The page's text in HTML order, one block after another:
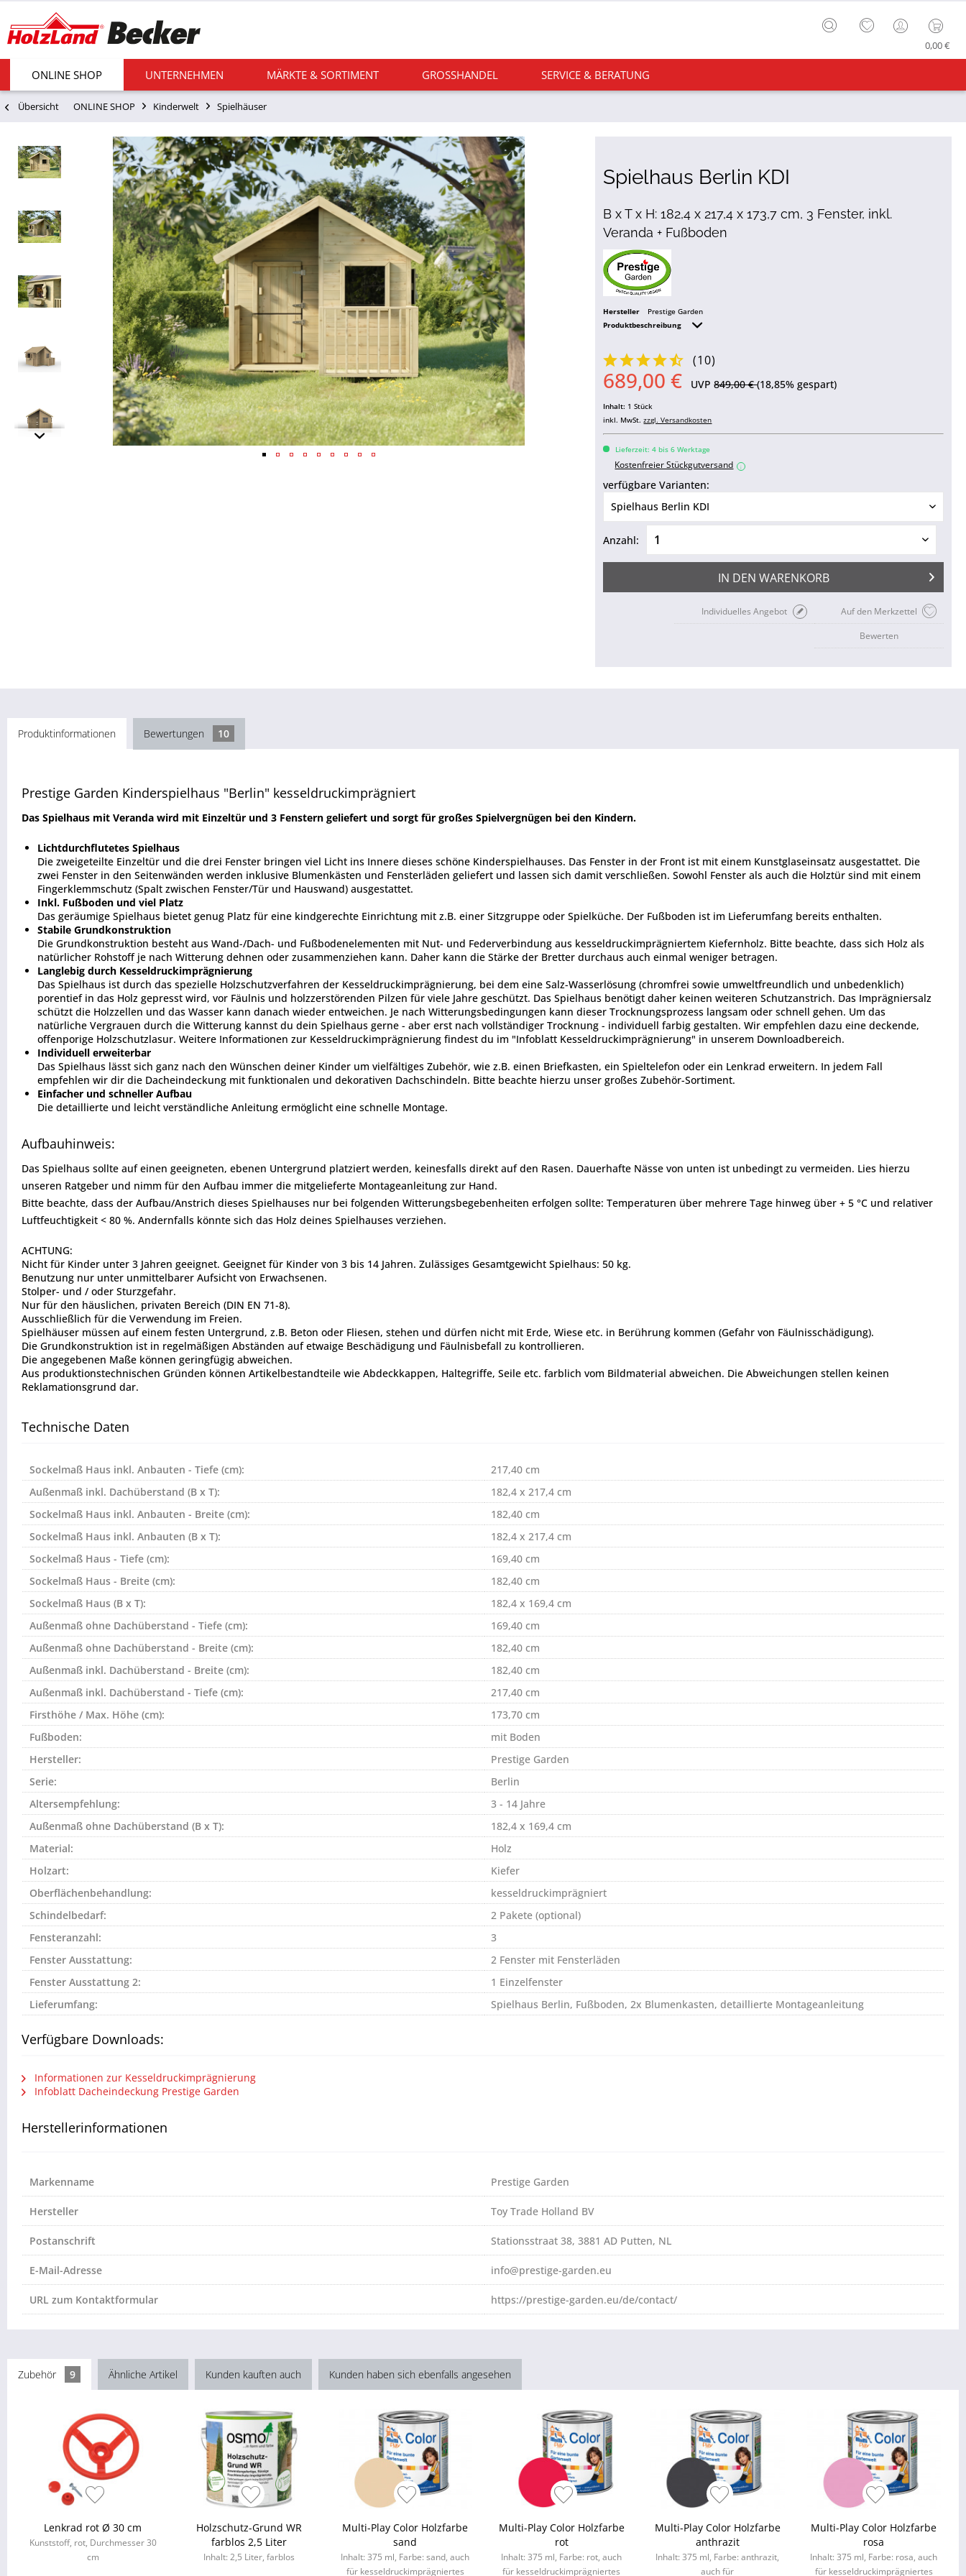
0,00 €
ONLINE SHOP UNTERNEHMEN MÄRKTE & SORTIMENT GROSSHANDEL SERVICE & BERATUNG
Übersicht ONLINE SHOP Kinderwelt Spielhäuser
Spielhaus Berlin KDI
B x T x H: 182,4 x 217,4 x 173,7 cm, 3 Fenster, inkl.
Veranda + Fußboden
Hersteller
Prestige Garden
Produktbeschreibung
(10)
689,00 € UVP849,00 €(18,85% gespart)
Inhalt: 1 Stück
inkl. MwSt.zzgl. Versandkosten
Lieferzeit: 4 bis 6 Werktage
Kostenfreier Stückgutversand i
verfügbare Varianten:
Anzahl:
IN DEN WARENKORB
Auf den Merkzettel
Individuelles Angebot
Bewerten
Produktinformationen Bewertungen 10
Prestige Garden Kinderspielhaus "Berlin" kesseldruckimprägniert
Das Spielhaus mit Veranda wird mit Einzeltür und 3 Fenstern geliefert und sorgt für großes Spielvergnügen bei den Kindern.
Lichtdurchflutetes Spielhaus
Die zweigeteilte Einzeltür und die drei Fenster bringen viel Licht ins Innere dieses schöne Kinderspielhauses. Das Fenster in der Front ist mit einem Kunstglaseinsatz ausgestattet. Die
zwei Fenster in den Seitenwänden werden inklusive Blumenkästen und Fensterläden geliefert und lassen sich damit verschließen. Sowohl Fenster als auch die Holztür sind mit einem
Fingerklemmschutz (Spalt zwischen Fenster/Tür und Hauswand) ausgestattet.
Inkl. Fußboden und viel Platz
Das geräumige Spielhaus bietet genug Platz für eine kindgerechte Einrichtung mit z.B. einer Sitzgruppe oder Spielküche. Der Fußboden ist im Lieferumfang bereits enthalten.
Stabile Grundkonstruktion
Die Grundkonstruktion besteht aus Wand-/Dach- und Fußbodenelementen mit Nut- und Federverbindung aus kesseldruckimprägniertem Kiefernholz. Bitte beachte, dass sich Holz als
natürlicher Rohstoff je nach Witterung dehnen oder zusammenziehen kann. Daher kann die Stärke der Bretter durchaus auch einmal weniger betragen.
Langlebig durch Kesseldruckimprägnierung
Das Spielhaus ist durch das spezielle Holzschutzverfahren der Kesseldruckimprägnierung, bei dem eine Salz-Wasserlösung (chromfrei sowie umweltfreundlich und unbedenklich)
porentief in das Holz gepresst wird, vor Fäulnis und holzzerstörenden Pilzen für viele Jahre geschützt. Das Spielhaus benötigt daher keinen weiteren Schutzanstrich. Das Imprägniersalz
schützt die Holzzellen und das Wasser kann danach wieder entweichen. Je nach Witterungsbedingungen kann dieser Trocknungsprozess langsam oder schnell gehen. Um das
natürliche Vergrauen durch die Witterung kannst du dein Spielhaus gerne - aber erst nach vollständiger Trocknung - individuell farbig gestalten. Wir empfehlen dazu eine deckende,
offenporige Holzschutzlasur. Weitere Informationen zur Kesseldruckimprägnierung findest du im "Infoblatt Kesseldruckimprägnierung" in unserem Downloadbereich.
Individuell erweiterbar
Das Spielhaus lässt sich ganz nach den Wünschen deiner Kinder um vielfältiges Zubehör, wie z.B. einen Briefkasten, ein Spieltelefon oder ein Lenkrad erweitern. In jedem Fall
empfehlen wir dir die Dacheindeckung mit funktionalen und dekorativen Dachschindeln. Bitte beachte hierzu unser großes Zubehör-Sortiment.
Einfacher und schneller Aufbau
Die detaillierte und leicht verständliche Anleitung ermöglicht eine schnelle Montage.
Aufbauhinweis:
Das Spielhaus sollte auf einen geeigneten, ebenen Untergrund platziert werden, keinesfalls direkt auf den Rasen. Dauerhafte Nässe von unten ist unbedingt zu vermeiden. Lies hierzu
unseren Ratgeber und nimm für den Aufbau immer die mitgelieferte Montageanleitung zur Hand.
Bitte beachte, dass der Aufbau/Anstrich dieses Spielhauses nur bei folgenden Witterungsbegebenheiten erfolgen sollte: Temperaturen über mehrere Tage hinweg über + 5 °C und relativer
Luftfeuchtigkeit < 80 %. Andernfalls könnte sich das Holz deines Spielhauses verziehen.
ACHTUNG:
Nicht für Kinder unter 3 Jahren geeignet. Geeignet für Kinder von 3 bis 14 Jahren. Zulässiges Gesamtgewicht Spielhaus: 50 kg.
Benutzung nur unter unmittelbarer Aufsicht von Erwachsenen.
Stolper- und / oder Sturzgefahr.
Nur für den häuslichen, privaten Bereich (DIN EN 71-8).
Ausschließlich für die Verwendung im Freien.
Spielhäuser müssen auf einem festen Untergrund, z.B. Beton oder Fliesen, stehen und dürfen nicht mit Erde, Wiese etc. in Berührung kommen (Gefahr von Fäulnisschädigung).
Die Grundkonstruktion ist in regelmäßigen Abständen auf etwaige Beschädigung und Fäulnisbefall zu kontrollieren.
Die angegebenen Maße können geringfügig abweichen.
Aus produktionstechnischen Gründen können Artikelbestandteile wie Abdeckkappen, Haltegriffe, Seile etc. farblich vom Bildmaterial abweichen. Die Abweichungen stellen keinen
Reklamationsgrund dar.
Technische Daten
Sockelmaß Haus inkl. Anbauten - Tiefe (cm):
217,40 cm
Außenmaß inkl. Dachüberstand (B x T):
182,4 x 217,4 cm
Sockelmaß Haus inkl. Anbauten - Breite (cm):
182,40 cm
Sockelmaß Haus inkl. Anbauten (B x T):
182,4 x 217,4 cm
Sockelmaß Haus - Tiefe (cm):
169,40 cm
Sockelmaß Haus - Breite (cm):
182,40 cm
Sockelmaß Haus (B x T):
182,4 x 169,4 cm
Außenmaß ohne Dachüberstand - Tiefe (cm):
169,40 cm
Außenmaß ohne Dachüberstand - Breite (cm):
182,40 cm
Außenmaß inkl. Dachüberstand - Breite (cm):
182,40 cm
Außenmaß inkl. Dachüberstand - Tiefe (cm):
217,40 cm
Firsthöhe / Max. Höhe (cm):
173,70 cm
Fußboden:
mit Boden
Hersteller:
Prestige Garden
Serie:
Berlin
Altersempfehlung:
3 - 14 Jahre
Außenmaß ohne Dachüberstand (B x T):
182,4 x 169,4 cm
Material:
Holz
Holzart:
Kiefer
Oberflächenbehandlung:
kesseldruckimprägniert
Schindelbedarf:
2 Pakete (optional)
Fensteranzahl:
3
Fenster Ausstattung:
2 Fenster mit Fensterläden
Fenster Ausstattung 2:
1 Einzelfenster
Lieferumfang:
Spielhaus Berlin, Fußboden, 2x Blumenkasten, detaillierte Montageanleitung
Verfügbare Downloads:
Informationen zur Kesseldruckimprägnierung
Infoblatt Dacheindeckung Prestige Garden
Herstellerinformationen
Markenname Prestige Garden
Hersteller Toy Trade Holland BV
Postanschrift Stationsstraat 38, 3881 AD Putten, NL
E-Mail-Adresse info@prestige-garden.eu
URL zum Kontaktformular https://prestige-garden.eu/de/contact/
Zubehör 9 Ähnliche Artikel Kunden kauften auch Kunden haben sich ebenfalls angesehen
Lenkrad rot Ø 30 cm
Kunststoff, rot, Durchmesser 30
cm
Holzschutz-Grund WR
farblos 2,5 Liter
Inhalt: 2,5 Liter, farblos
Multi-Play Color Holzfarbe
sand
Inhalt: 375 ml, Farbe: sand, auch
für kesseldruckimprägniertes
Multi-Play Color Holzfarbe
rot
Inhalt: 375 ml, Farbe: rot, auch
für kesseldruckimprägniertes
Multi-Play Color Holzfarbe
anthrazit
Inhalt: 375 ml, Farbe: anthrazit,
auch für
Multi-Play Color Holzfarbe
rosa
Inhalt: 375 ml, Farbe: rosa, auch
für kesseldruckimprägniertes